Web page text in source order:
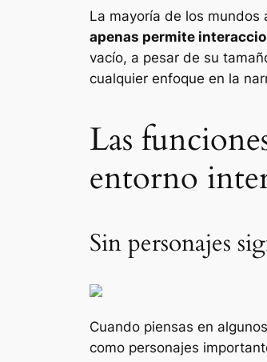
La mayoría de los
apenas permite
vacío, a pesar de su
cualquier enfoque en la
Las
entorno
Sin personajes
Cuando piensas en algunos
como personajes